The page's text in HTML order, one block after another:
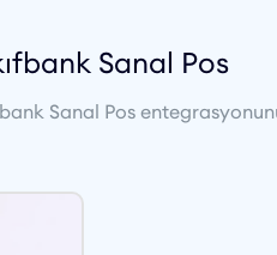
Sanal Pos
Sanal Pos